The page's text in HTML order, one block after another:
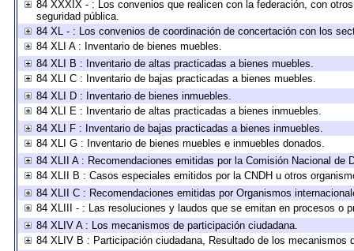
84 XXXIX - : Los convenios que realicen con la federación, con
seguridad pública.
84 XL - : Los convenios de coordinación de concertación con los
84 XLI A : Inventario de bienes muebles.
84 XLI B : Inventario de altas practicadas a bienes muebles.
84 XLI C : Inventario de bajas practicadas a bienes muebles.
84 XLI D : Inventario de bienes inmuebles.
84 XLI E : Inventario de altas practicadas a bienes inmuebles.
84 XLI F : Inventario de bajas practicadas a bienes inmuebles.
84 XLI G : Inventario de bienes muebles e inmuebles donados.
84 XLII A : Recomendaciones emitidas por la Comisión Nacional de
84 XLII B : Casos especiales emitidos por la CNDH u otros
84 XLII C : Recomendaciones emitidas por Organismos
84 XLIII - : Las resoluciones y laudos que se emitan en procesos o
84 XLIV A : Los mecanismos de participación ciudadana.
84 XLIV B : Participación ciudadana, Resultado de los mecanismos